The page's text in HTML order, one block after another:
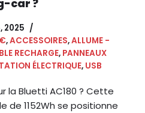
car ?
2025
,ACCESSOIRES,ALLUME -
RECHARGE, PANNEAUX
ÉLECTRIQUE, USB
la Bluetti AC180 ? Cette
1152Wh se positionne